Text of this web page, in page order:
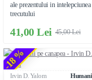
ale prezentului in intelepciunea
trecutului
41,00 Lei 45,00 Lei
-18 %
Irvin D. Yalom